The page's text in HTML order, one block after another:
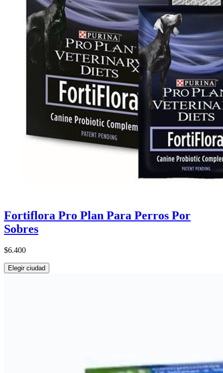
Fortiflora Pro Plan Para Perros Por
Sobres
$6.400
Elegir ciudad